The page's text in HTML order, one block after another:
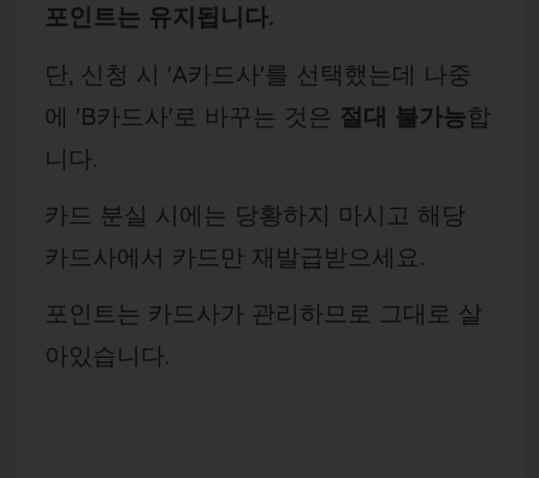
포인트는 유지됩니다.
단, 신청 시 'A카드사'를 선택했는데 나중
에 'B카드사'로 바꾸는 것은 절대 불가능합
니다.
카드 분실 시에는 당황하지 마시고 해당
카드사에서 카드만 재발급받으세요.
포인트는 카드사가 관리하므로 그대로 살
아있습니다.